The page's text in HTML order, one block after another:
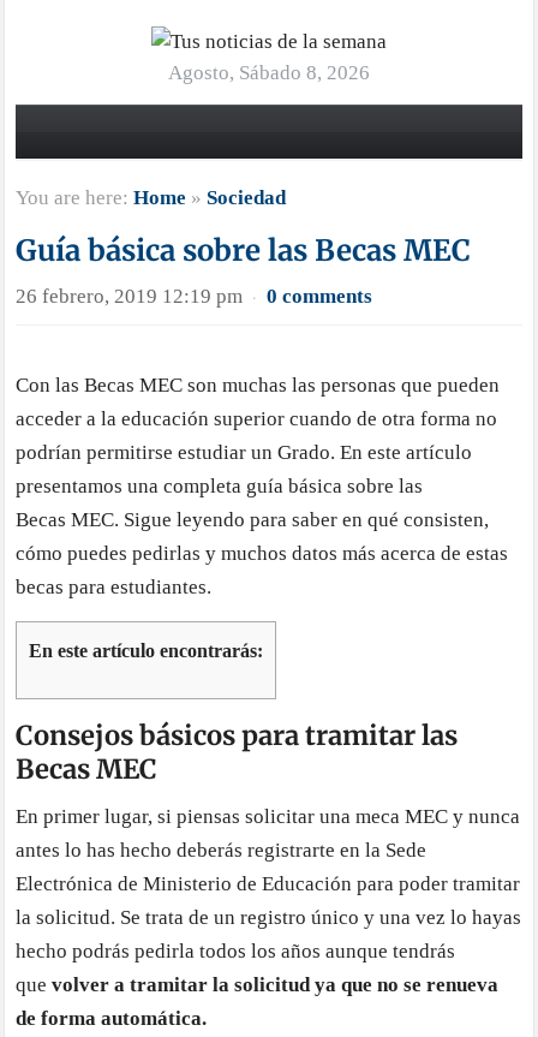
Agosto, Sábado 8, 2026
You are here:Home »Sociedad
Guía básica sobre las Becas MEC
26 febrero, 2019 12:19 pm · 0 comments
Con las Becas MEC son muchas las personas que pueden
acceder a la educación superior cuando de otra forma no
podrían permitirse estudiar un Grado. En este artículo
presentamos una completa guía básica sobre las
Becas MEC. Sigue leyendo para saber en qué consisten,
cómo puedes pedirlas y muchos datos más acerca de estas
becas para estudiantes.
En este artículo encontrarás:
Consejos básicos para tramitar las
Becas MEC
En primer lugar, si piensas solicitar una meca MEC y nunca
antes lo has hecho deberás registrarte en la Sede
Electrónica de Ministerio de Educación para poder tramitar
la solicitud. Se trata de un registro único y una vez lo hayas
hecho podrás pedirla todos los años aunque tendrás
que volver a tramitar la solicitud ya que no se renueva
de forma automática.